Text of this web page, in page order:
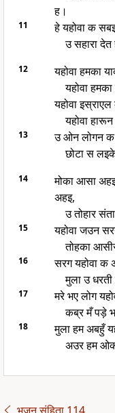
ह।
11
हे यहोवा क
उ सहारा
12
यहोवा हमका
यहोवा
यहोवा
यहोवा
13
उ ओन लोगन क
छोटा स
14
मोका आसा
अहइ,
उ तोहार
15
यहोवा जउन
तोहका
16
सरग यहोवा क
मुला उ
17
मरे भए लोग
कब्र मँ पड़े
18
मुला हम अबहुँ
अउर हम